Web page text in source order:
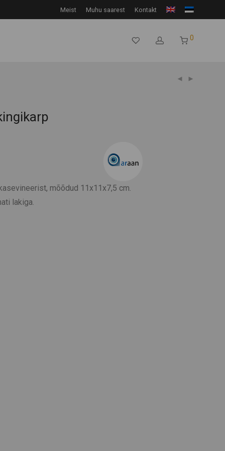
Meist Muhu saarest Kontakt
0
mõõdud 11x11x7,5 cm.
lakiga.